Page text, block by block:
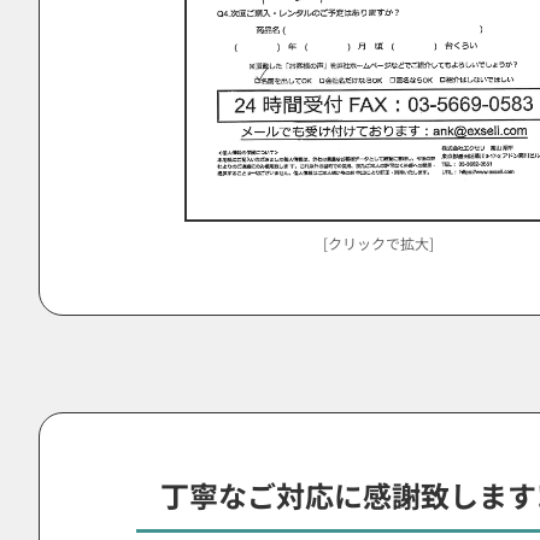
[クリックで拡大]
丁寧なご対応に感謝致しま